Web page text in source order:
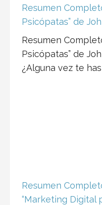
Resumen
Psicópatas” de
Resumen
Psicópatas” de
¿Alguna vez te
Resumen
“Marketing Digital